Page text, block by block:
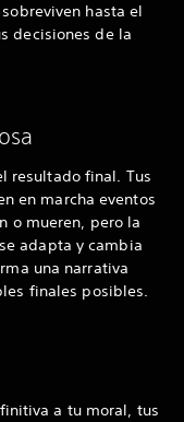
hasta el
decisiones de la
resultado final. Tus
en marcha eventos
o mueren, pero la
adapta y cambia
una narrativa
finales posibles.
a tu moral, tus